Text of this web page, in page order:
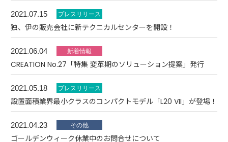
2021.07.15
独、伊の販売会社に新テクニカルセンターを開設！
2021.06.04
CREATION No.27「特集 変革期のソリューション提案」発行
2021.05.18
設置面積業界最小クラスのコンパクトモデル「L20 VII」が登場！
2021.04.23
ゴールデンウィーク休業中のお問合せについて